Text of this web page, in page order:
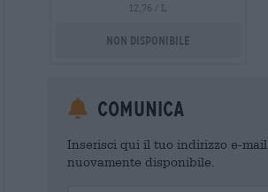
12,76 / L
Non disponibile
Comunica
Inserisci qui il tuo indirizzo e-
nuovamente disponibile.